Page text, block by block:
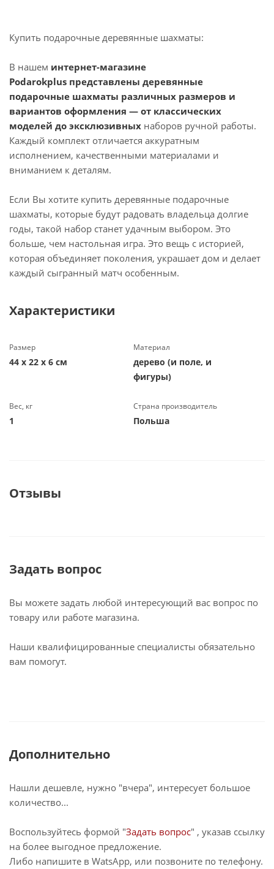
Купить подарочные деревянные шахматы:
В нашем интернет-магазине
Podarokplus представлены деревянные
подарочные шахматы различных размеров и
вариантов оформления — от классических
моделей до эксклюзивных наборов ручной работы.
Каждый комплект отличается аккуратным
исполнением, качественными материалами и
вниманием к деталям.
Если Вы хотите купить деревянные подарочные
шахматы, которые будут радовать владельца долгие
годы, такой набор станет удачным выбором. Это
больше, чем настольная игра. Это вещь с историей,
которая объединяет поколения, украшает дом и делает
каждый сыгранный матч особенным.
Характеристики
Размер
44 х 22 х 6 см
Материал
дерево (и поле, и
фигуры)
Вес, кг
1
Страна производитель
Польша
Отзывы
Задать вопрос
Вы можете задать любой интересующий вас вопрос по
товару или работе магазина.
Наши квалифицированные специалисты обязательно
вам помогут.
Дополнительно
Нашли дешевле, нужно "вчера", интересует большое
количество...
Воспользуйтесь формой "Задать вопрос" , указав ссылку
на более выгодное предложение.
Либо напишите в WatsApp, или позвоните по телефону.